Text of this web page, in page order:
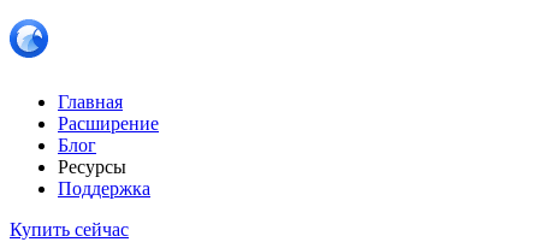
Главная
Расширение
Блог
Ресурсы
Поддержка
Купить сейчас